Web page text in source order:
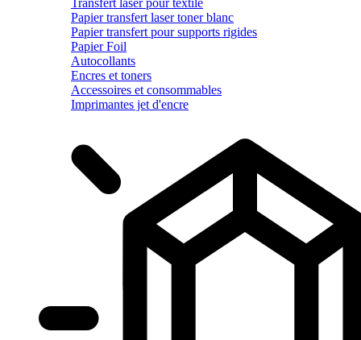
Papier transfert laser toner blanc
Papier transfert pour supports rigides
Papier Foil
Autocollants
Encres et toners
Accessoires et consommables
Imprimantes jet d'encre